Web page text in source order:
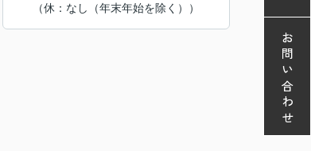
（休：なし（年末年始を除く））
お問い合わせ